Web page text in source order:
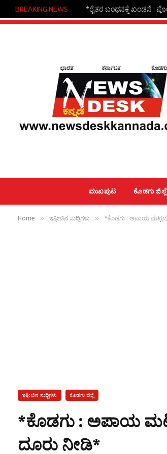
BREAKING NEWS *ರೈತರ ಬಂಧನಕ್ಕೆ ಖಂಡನೆ :
ಮುಖಪುಟ ಕೊಡಗು ಜಿಲ್ಲೆ
Home » ಇತ್ತೀಚಿನ ಸುದ್ದಿಗಳು » *ಕೊಡಗು : ಅಪಾಯ
ಇತ್ತೀಚಿನ ಸುದ್ದಿಗಳು ಕೊಡಗು ಜಿಲ್ಲೆ
*ಕೊಡಗು : ಅಪಾಯ
ದೂರು ನೀಡಿ*